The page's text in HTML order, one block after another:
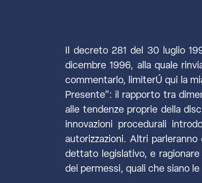
Il decreto 281 del 30 luglio
dicembre 1996, alla quale
commentarlo, limiterÚ qui la
Presente”: il rapporto tra
alle tendenze proprie della
innovazioni procedurali
autorizzazioni. Altri
dettato legislativo, e
dei permessi, quali che siano